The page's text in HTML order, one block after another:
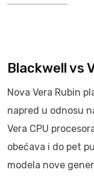
Blackwell vs
Nova Vera Rubin
napred u odnosu
Vera CPU
obećava i do pet
modela nove